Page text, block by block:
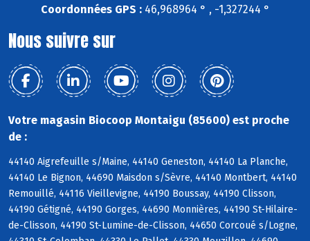
Coordonnées GPS :46,968964 ° , -1,327244 °
Nous suivre sur
Votre magasin Biocoop Montaigu (85600) est proche
de :
44140 Aigrefeuille s/Maine, 44140 Geneston, 44140 La Planche,
44140 Le Bignon, 44690 Maisdon s/Sèvre, 44140 Montbert, 44140
Remouillé, 44116 Vieillevigne, 44190 Boussay, 44190 Clisson,
44190 Gétigné, 44190 Gorges, 44690 Monnières, 44190 St-Hilaire-
de-Clisson, 44190 St-Lumine-de-Clisson, 44650 Corcoué s/Logne,